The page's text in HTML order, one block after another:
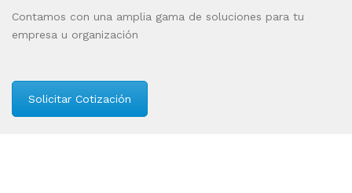
Contamos con una amplia gama de soluciones para tu
empresa u organización
Solicitar Cotización